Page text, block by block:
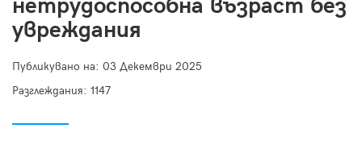
нетрудоспособна възраст без
увреждания
Публикувано на: 03 Декември 2025
Разглеждания: 1147